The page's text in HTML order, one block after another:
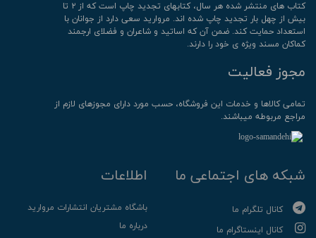
کتاب های منتشر شده هر سال، کتابهای تجدید چاپ است که از ۲ تا
بیش از چهل بار تجدید چاپ شده اند. مروارید سعی دارد از جوانان با
استعداد حمایت کند. ضمن آن که اساتید و شاعران و فضلای ارجمند
کماکان مسند ویژه ی خود را دارند.
مجوز فعالیت
تمامی كالاها و خدمات این فروشگاه، حسب مورد دارای مجوزهای لازم از
مراجع مربوطه میباشند.
شبکه های اجتماعی ما
کانال تلگرام ما
کانال اینستاگرام ما
اطلاعات
باشگاه مشتریان انتشارات مروارید
درباره ما